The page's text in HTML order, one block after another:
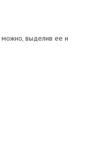
выделив ее и